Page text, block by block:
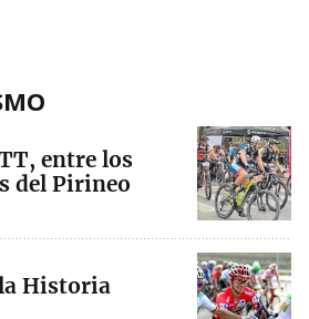
entre los
del Pirineo
Historia